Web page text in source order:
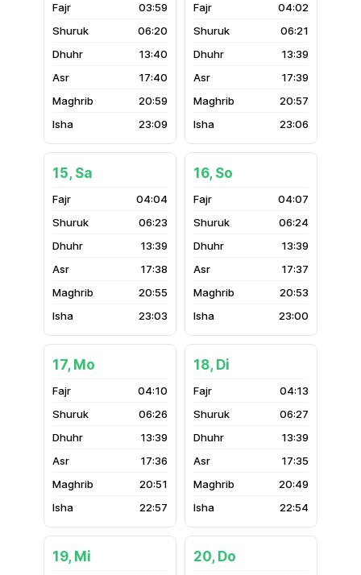
03:59
06:20
13:40
17:40
20:59
23:09
04:02
06:21
13:39
17:39
20:57
23:06
15, Sa
04:04
06:23
13:39
17:38
20:55
23:03
16, So
04:07
06:24
13:39
17:37
20:53
23:00
17, Mo
04:10
06:26
13:39
17:36
20:51
22:57
18, Di
04:13
06:27
13:39
17:35
20:49
22:54
19, Mi 20, Do